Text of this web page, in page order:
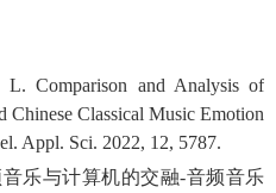
Comparison and Analysis of
Chinese Classical Music Emotion
Appl. Sci. 2022, 12, 5787.
乐与计算机的交融-音频音乐